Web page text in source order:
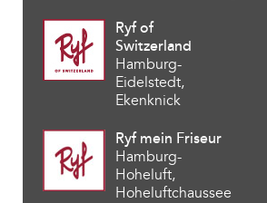
Ryf of
Switzerland
Hamburg-
Eidelstedt,
Ekenknick
Ryf mein Friseur
Hamburg-
Hoheluft,
Hoheluftchaussee